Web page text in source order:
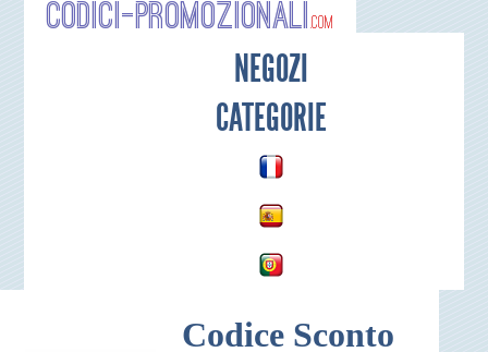
Codici-
NEGOZI
CATEGORIE
Codice Sconto